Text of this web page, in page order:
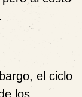
el ciclo
los